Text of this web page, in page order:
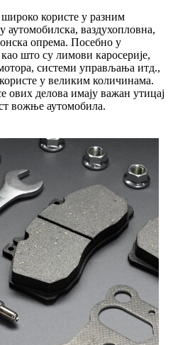
користе у разним
аутомобилска, ваздухопловна,
опрема. Посебно у
што су лимови каросерије,
системи управљања итд.,
у великим количинама.
ових делова имају важан утицај
вожње аутомобила.